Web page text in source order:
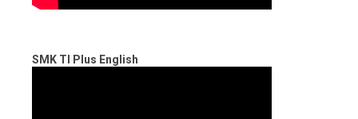
SMK TI Plus English